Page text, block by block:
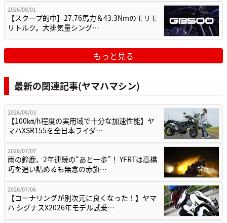
2026/08/01
【スクープ的中】27.76馬力＆43.3Nmのモリモ
リトルク。大排気量シング…
もっと見る
最新の関連記事(ヤマハマシン)
2026/08/03
【100㎞/h程度の実用域で十分な加速性能】ヤ
マハXSR155を全日本ライダ…
2026/07/07
雨の鈴鹿、2年連続の“あと一歩”！ YFRTは高橋
巧を追い詰めるも無念の赤旗…
2026/07/06
【コーナリングが別次元に良くなった！】ヤマ
ハ シグナスX2026年モデル試乗…